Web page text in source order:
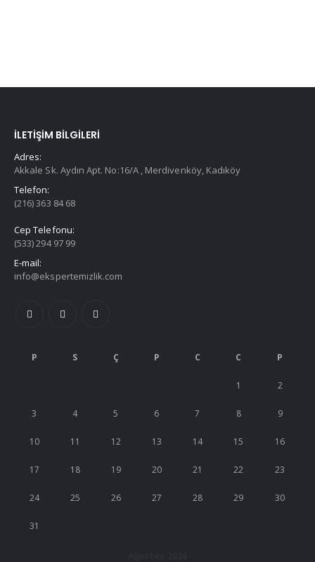
İLETIŞIM BILGILERI
Adres:
Akkale Sk. Aydın Apt. No:16/A , Merdivenköy, Kadıköy
Telefon:
(216) 363 84 68
Cep Telefonu:
(533) 294 97 99
E-mail:
info@ekspertemizlik.com
P S Ç P C C P
1 2
3 4 5 6 7 8 9
10 11 12 13 14 15 16
17 18 19 20 21 22 23
24 25 26 27 28 29 30
31